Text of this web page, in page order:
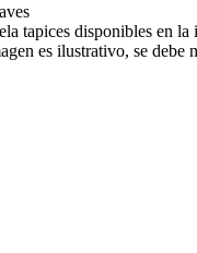
tapices disponibles en
es ilustrativo, se debe